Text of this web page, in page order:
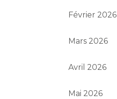
Février 2026
Mars 2026
Avril 2026
Mai 2026